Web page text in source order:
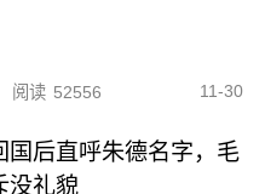
阅读 52556 11-30
国后直呼朱德名字，毛
没礼貌